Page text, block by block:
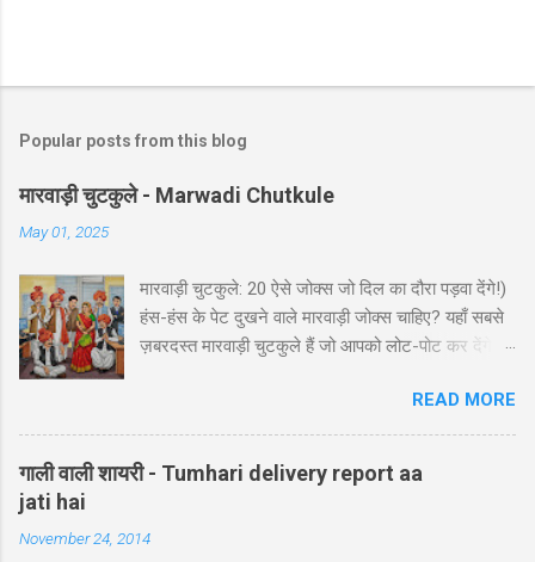
Popular posts from this blog
मारवाड़ी चुटकुले - Marwadi Chutkule
May 01, 2025
मारवाड़ी चुटकुले: 20 ऐसे जोक्स जो दिल का दौरा पड़वा देंगे!)
हंस-हंस के पेट दुखने वाले मारवाड़ी जोक्स चाहिए? यहाँ सबसे
ज़बरदस्त मारवाड़ी चुटकुले हैं जो आपको लोट-पोट कर देंगे! ⚡
पढ़ते ही हंसी नहीं रोक पाएंगे आप! 🤪 😂 मारवाड़ी हंसी के
धमाकेदार जोक्स 💥 "एक मारवाड़ी ने अपनी बीवी को गिफ्ट में
डायमंड रिंग दी। बीवी खुश होकर बोली: 'ये तो असली लगती
है!' मारवाड़ी: 'हां प्रिये, बिल्कुल असली... दुकानदार ने मुझे
इन चाइना'* 😂" Copy "मारवाड़ी बेटा: पापा! मैंने ₹10,000
READ MORE
गाली वाली शायरी - Tumhari delivery report aa
jati hai
November 24, 2014